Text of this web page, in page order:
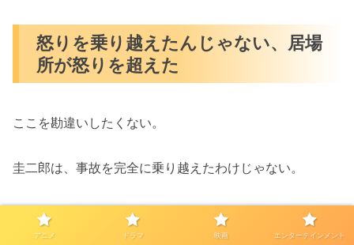
怒りを乗り越えたんじゃない、居場
所が怒りを超えた
ここを勘違いしたくない。
圭二郎は、事故を完全に乗り越えたわけじゃない。
人香の父を見て、心の底から何も思わなくなったわけでも
ない。
アニメ ドラマ 映画 エンターテインメント